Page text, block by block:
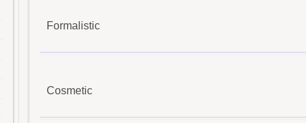
Formalistic
Cosmetic